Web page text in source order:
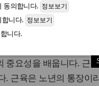
동의합니다.
니다.
니다.
중요성을 배웁니다. 근
. 근육은 노년의 통장이